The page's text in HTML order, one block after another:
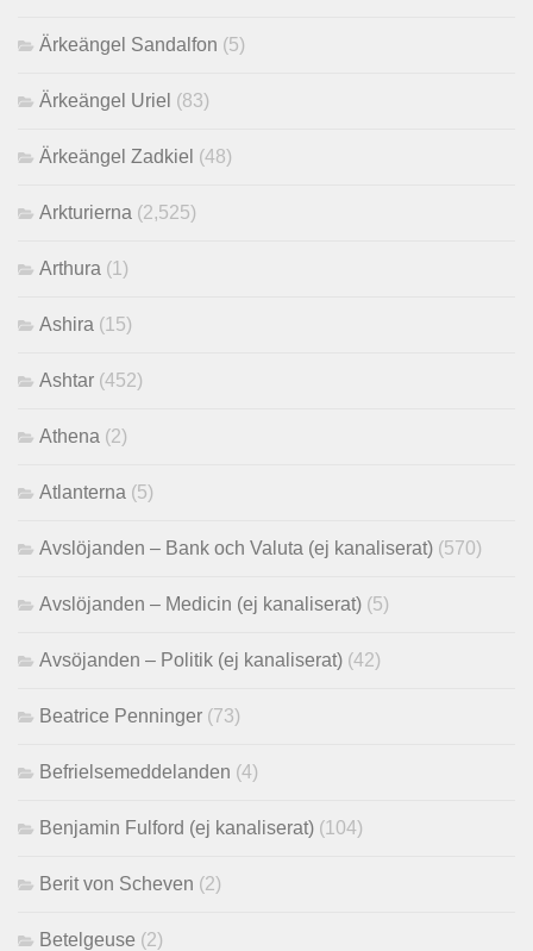
Ärkeängel Sandalfon (5)
Ärkeängel Uriel (83)
Ärkeängel Zadkiel (48)
Arkturierna (2,525)
Arthura (1)
Ashira (15)
Ashtar (452)
Athena (2)
Atlanterna (5)
Avslöjanden – Bank och Valuta (ej kanaliserat) (570)
Avslöjanden – Medicin (ej kanaliserat) (5)
Avsöjanden – Politik (ej kanaliserat) (42)
Beatrice Penninger (73)
Befrielsemeddelanden (4)
Benjamin Fulford (ej kanaliserat) (104)
Berit von Scheven (2)
Betelgeuse (2)